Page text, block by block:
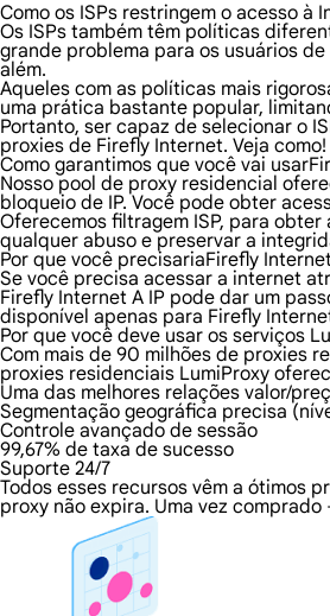
Como os ISPs restringem o acesso à
Os ISPs também têm políticas
grande problema para os usuários
além.
Aqueles com as políticas mais
uma prática bastante popular,
Portanto, ser capaz de selecionar o
proxies de Firefly Internet. Veja como!
Como garantimos que você vai
Nosso pool de proxy residencial
bloqueio de IP. Você pode obter
Oferecemos filtragem ISP, para
qualquer abuso e preservar a
Por que você precisariaFirefly
Se você precisa acessar a internet
Firefly Internet A IP pode dar um
disponível apenas para Firefly
Por que você deve usar os serviços
Com mais de 90 milhões de proxies
proxies residenciais LumiProxy
Uma das melhores relações valor/
Segmentação geográfica precisa
Controle avançado de sessão
99,67% de taxa de sucesso
Suporte 24/7
Todos esses recursos vêm a ótimos
proxy não expira. Uma vez